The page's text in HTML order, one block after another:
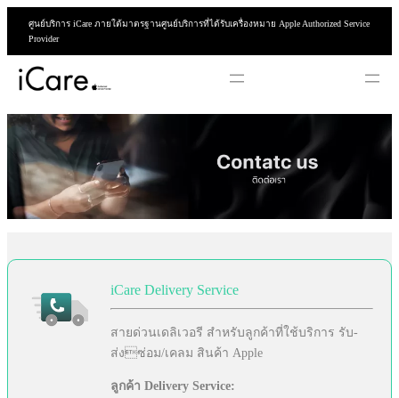
ยัง
เนื้อหา
ศูนย์บริการ iCare ภายใต้มาตรฐานศูนย์บริการที่ได้รับเครื่องหมาย Apple Authorized Service
Provider
iCare Delivery Service
สายด่วนเดลิเวอรี สำหรับลูกค้าที่ใช้บริการ รับ-
ส่งซ่อม/เคลม สินค้า Apple
ลูกค้า Delivery Service: